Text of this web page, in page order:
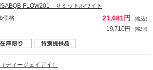
FLOW201 サミットホワイト
価格
21,681円 (税込)
19,710円 (税別)
ディージェイアイ）